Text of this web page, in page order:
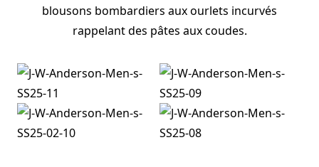
blousons bombardiers aux ourlets incurvés
rappelant des pâtes aux coudes.